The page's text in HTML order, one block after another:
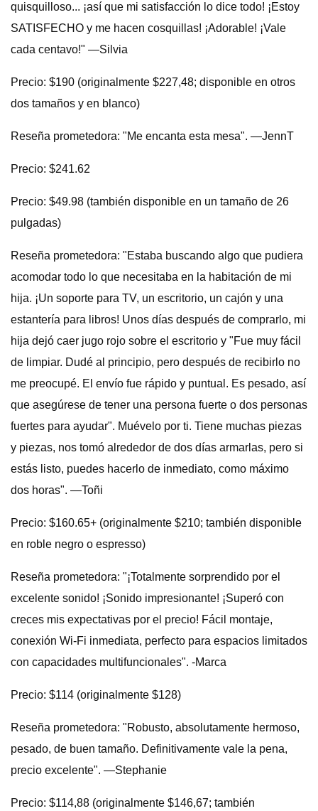
quisquilloso... ¡así que mi satisfacción lo dice todo! ¡Estoy
SATISFECHO y me hacen cosquillas! ¡Adorable! ¡Vale
cada centavo!" —Silvia
Precio: $190 (originalmente $227,48; disponible en otros
dos tamaños y en blanco)
Reseña prometedora: "Me encanta esta mesa". —JennT
Precio: $241.62
Precio: $49.98 (también disponible en un tamaño de 26
pulgadas)
Reseña prometedora: "Estaba buscando algo que pudiera
acomodar todo lo que necesitaba en la habitación de mi
hija. ¡Un soporte para TV, un escritorio, un cajón y una
estantería para libros! Unos días después de comprarlo, mi
hija dejó caer jugo rojo sobre el escritorio y "Fue muy fácil
de limpiar. Dudé al principio, pero después de recibirlo no
me preocupé. El envío fue rápido y puntual. Es pesado, así
que asegúrese de tener una persona fuerte o dos personas
fuertes para ayudar". Muévelo por ti. Tiene muchas piezas
y piezas, nos tomó alrededor de dos días armarlas, pero si
estás listo, puedes hacerlo de inmediato, como máximo
dos horas". —Toñi
Precio: $160.65+ (originalmente $210; también disponible
en roble negro o espresso)
Reseña prometedora: "¡Totalmente sorprendido por el
excelente sonido! ¡Sonido impresionante! ¡Superó con
creces mis expectativas por el precio! Fácil montaje,
conexión Wi-Fi inmediata, perfecto para espacios limitados
con capacidades multifuncionales". -Marca
Precio: $114 (originalmente $128)
Reseña prometedora: "Robusto, absolutamente hermoso,
pesado, de buen tamaño. Definitivamente vale la pena,
precio excelente". —Stephanie
Precio: $114,88 (originalmente $146,67; también